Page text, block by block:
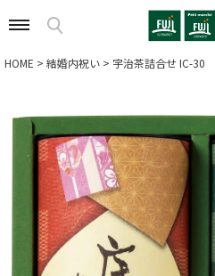
商品の価格から選ぶ
定番ギフトから選ぶ
相手別のおすすめギフトから選ぶ
HOME 結婚内祝い 宇治茶詰合せ IC-30